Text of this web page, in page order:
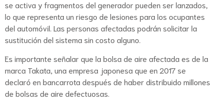
se activa y fragmentos del generador pueden ser lanzados,
lo que representa un riesgo de lesiones para los ocupantes
del automóvil. Las personas afectadas podrán solicitar la
sustitución del sistema sin costo alguno.
Es importante señalar que la bolsa de aire afectada es de la
marca Takata, una empresa japonesa que en 2017 se
declaró en bancarrota después de haber distribuido millones
de bolsas de aire defectuosas.